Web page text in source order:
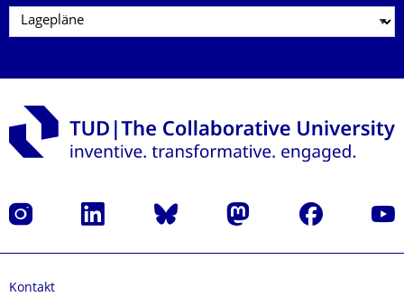
Instagram LinkedIn Bluesky Mastodon Facebook
Kontakt